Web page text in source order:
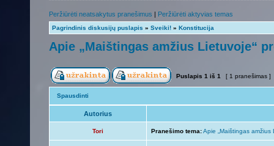
Peržiūrėti neatsakytus pranešimus | Peržiūrėti aktyvias temas
Pagrindinis diskusijų puslapis » Sveiki! » Konstitucija
Apie „Maištingas amžius Lietuvoje“
Puslapis 1 iš 1 [ 1 pranešimas ]
Spausdinti
Autorius
Tori Pranešimo tema:Apie „Maištingas amžius